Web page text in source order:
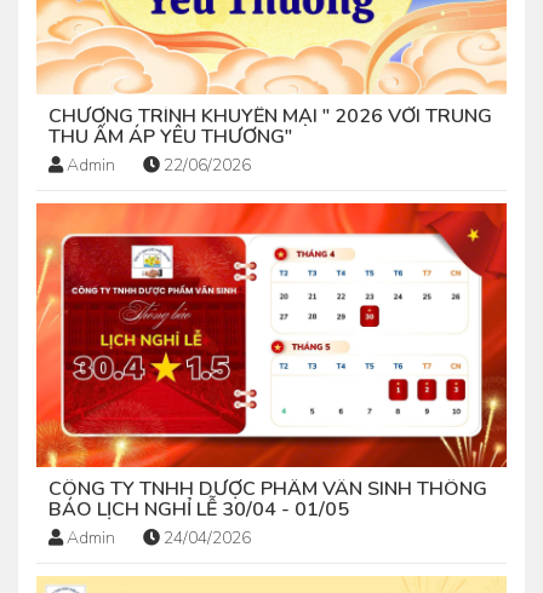
CHƯƠNG TRÌNH KHUYẾN MẠI " 2026 VỚI TRUNG
THU ẤM ÁP YÊU THƯƠNG"
Admin 22/06/2026
CÔNG TY TNHH DƯỢC PHẨM VÂN SINH THÔNG
BÁO LỊCH NGHỈ LỄ 30/04 - 01/05
Admin 24/04/2026